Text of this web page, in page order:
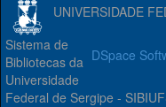
UNIVERSIDADE
DSpace
Sistema de
Bibliotecas da
Universidade
Federal de Sergipe -